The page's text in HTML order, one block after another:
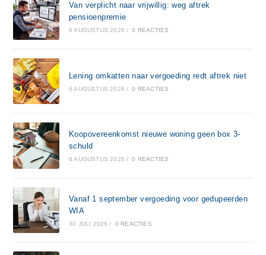
Van verplicht naar vrijwillig: weg aftrek
pensioenpremie
6 AUGUSTUS 2026 / 0 REACTIES
Lening omkatten naar vergoeding redt aftrek niet
6 AUGUSTUS 2026 / 0 REACTIES
Koopovereenkomst nieuwe woning geen box 3-
schuld
6 AUGUSTUS 2026 / 0 REACTIES
Vanaf 1 september vergoeding voor gedupeerden
WIA
30 JULI 2026 / 0 REACTIES